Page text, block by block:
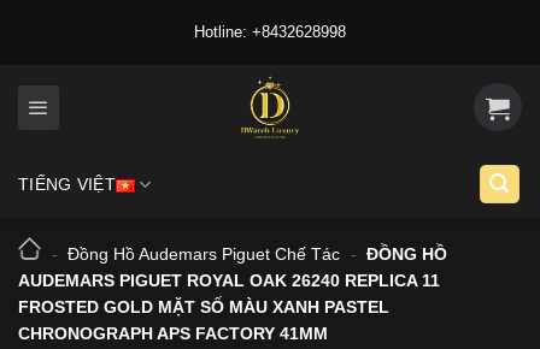
Hotline: +8432628998
TIẾNG VIỆT
- Đồng Hồ Audemars Piguet Chế Tác - ĐỒNG HỒ
AUDEMARS PIGUET ROYAL OAK 26240 REPLICA 11
FROSTED GOLD MẶT SỐ MÀU XANH PASTEL
CHRONOGRAPH APS FACTORY 41MM